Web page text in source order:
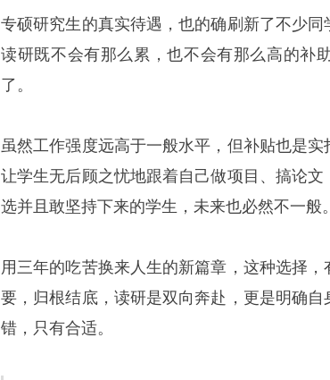
专硕研究生的真实待遇，也的确刷新了不少同
读研既不会有那么累，也不会有那么高的补
了。
虽然工作强度远高于一般水平，但补贴也是
让学生无后顾之忧地跟着自己做项目、搞论
选并且敢坚持下来的学生，未来也必然不一般。
用三年的吃苦换来人生的新篇章，这种选择
要，归根结底，读研是双向奔赴，更是明确
错，只有合适。